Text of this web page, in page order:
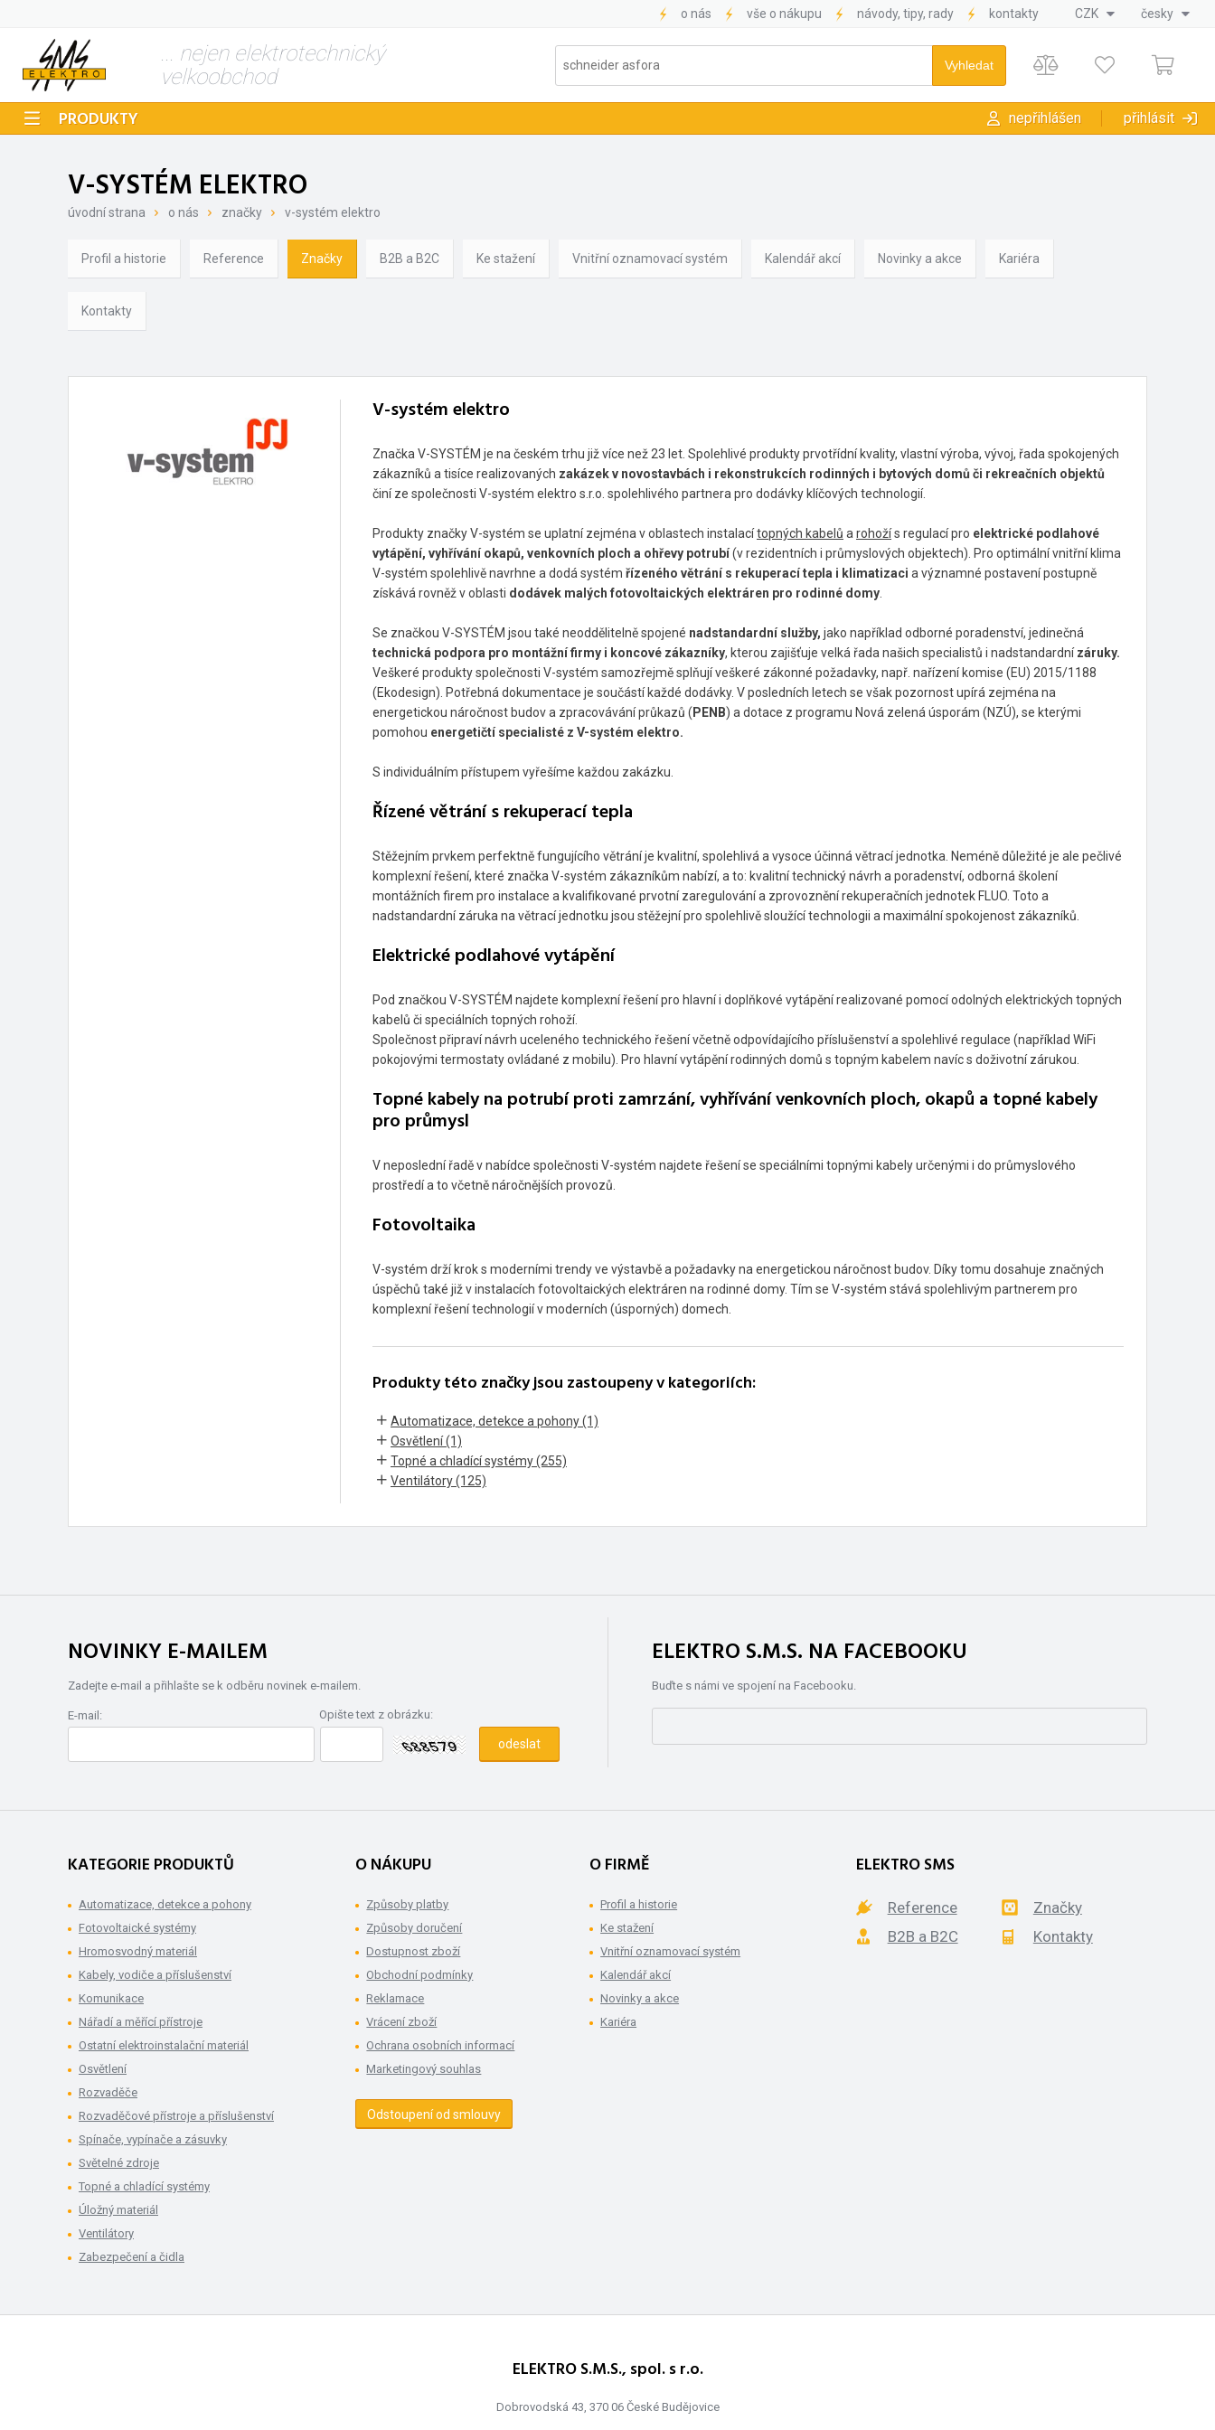
o nás vše o nákupu návody, tipy, rady kontakty CZK česky
... nejen elektrotechnický
velkoobchod
PRODUKTY nepřihlášen přihlásit
V-SYSTÉM ELEKTRO
úvodní strana o nás značky v-systém elektro
Profil a historie Reference Značky B2B a B2C Ke stažení Vnitřní oznamovací systém Kalendář akcí Novinky a akce Kariéra
Kontakty
V-systém elektro
Značka V-SYSTÉM je na českém trhu již více než 23 let. Spolehlivé produkty prvotřídní kvality, vlastní výroba, vývoj, řada spokojených
zákazníků a tisíce realizovaných zakázek v novostavbách i rekonstrukcích rodinných i bytových domů či rekreačních objektů
činí ze společnosti V-systém elektro s.r.o. spolehlivého partnera pro dodávky klíčových technologií.
Produkty značky V-systém se uplatní zejména v oblastech instalacítopných kabelů a rohožís regulací pro elektrické podlahové
vytápění, vyhřívání okapů, venkovních ploch a ohřevy potrubí(v rezidentních i průmyslových objektech). Pro optimální vnitřní klima
V-systém spolehlivě navrhne a dodá systém řízeného větrání s rekuperací tepla i klimatizaci a významné postavení postupně
získává rovněž v oblasti dodávek malých fotovoltaických elektráren pro rodinné domy
Se značkou V-SYSTÉM jsou také neoddělitelně spojené nadstandardní služby, jako například odborné poradenství, jedinečná
technická podpora pro montážní firmy i koncové zákazníky, kterou zajišťuje velká řada našich specialistů i nadstandardnízáruky.
Veškeré produkty společnosti V-systém samozřejmě splňují veškeré zákonné požadavky, např. nařízení komise (EU) 2015/1188
(Ekodesign). Potřebná dokumentace je součástí každé dodávky. V posledních letech se však pozornost upírá zejména na
energetickou náročnost budov a zpracovávání průkazů ( PENB) a dotace z programu Nová zelená úsporám (NZÚ), se kterými
pomohou energetičtí specialisté z V-systém elektro.
S individuálním přístupem vyřešíme každou zakázku.
Řízené větrání s rekuperací tepla
Stěžejním prvkem perfektně fungujícího větrání je kvalitní, spolehlivá a vysoce účinná větrací jednotka. Neméně důležité je ale pečlivé
komplexní řešení, které značka V-systém zákazníkům nabízí, a to: kvalitní technický návrh a poradenství, odborná školení
montážních firem pro instalace a kvalifikované prvotní zaregulování a zprovoznění rekuperačních jednotek FLUO. Toto a
nadstandardní záruka na větrací jednotku jsou stěžejní pro spolehlivě sloužící technologii a maximální spokojenost zákazníků.
Elektrické podlahové vytápění
Pod značkou V-SYSTÉM najdete komplexní řešení pro hlavní i doplňkové vytápění realizované pomocí odolných elektrických topných
kabelů či speciálních topných rohoží.
Společnost připraví návrh uceleného technického řešení včetně odpovídajícího příslušenství a spolehlivé regulace (například WiFi
pokojovými termostaty ovládané z mobilu). Pro hlavní vytápění rodinných domů s topným kabelem navíc s doživotní zárukou.
Topné kabely na potrubí proti zamrzání, vyhřívání venkovních ploch, okapů a topné kabely
pro průmysl
V neposlední řadě v nabídce společnosti V-systém najdete řešení se speciálními topnými kabely určenými i do průmyslového
prostředí a to včetně náročnějších provozů.
Fotovoltaika
V-systém drží krok s moderními trendy ve výstavbě a požadavky na energetickou náročnost budov. Díky tomu dosahuje značných
úspěchů také již v instalacích fotovoltaických elektráren na rodinné domy. Tím se V-systém stává spolehlivým partnerem pro
komplexní řešení technologií v moderních (úsporných) domech.
Produkty této značky jsou zastoupeny v kategoriích:
Automatizace, detekce a pohony (1)
Osvětlení (1)
Topné a chladící systémy (255)
Ventilátory (125)
NOVINKY E-MAILEM
Zadejte e-mail a přihlašte se k odběru novinek e-mailem.
E-mail: Opište text z obrázku:
ELEKTRO S.M.S. NA FACEBOOKU
Buďte s námi ve spojení na Facebooku.
KATEGORIE PRODUKTŮ
Automatizace, detekce a pohony
Fotovoltaické systémy
Hromosvodný materiál
Kabely, vodiče a příslušenství
Komunikace
Nářadí a měřící přístroje
Ostatní elektroinstalační materiál
Osvětlení
Rozvaděče
Rozvaděčové přístroje a příslušenství
Spínače, vypínače a zásuvky
Světelné zdroje
Topné a chladící systémy
Úložný materiál
Ventilátory
Zabezpečení a čidla
O NÁKUPU
Způsoby platby
Způsoby doručení
Dostupnost zboží
Obchodní podmínky
Reklamace
Vrácení zboží
Ochrana osobních informací
Marketingový souhlas
Odstoupení od smlouvy
O FIRMĚ
Profil a historie
Ke stažení
Vnitřní oznamovací systém
Kalendář akcí
Novinky a akce
Kariéra
ELEKTRO SMS
Reference
Značky
B2B a B2C
Kontakty
ELEKTRO S.M.S., spol. s r.o.
Dobrovodská 43, 370 06 České Budějovice